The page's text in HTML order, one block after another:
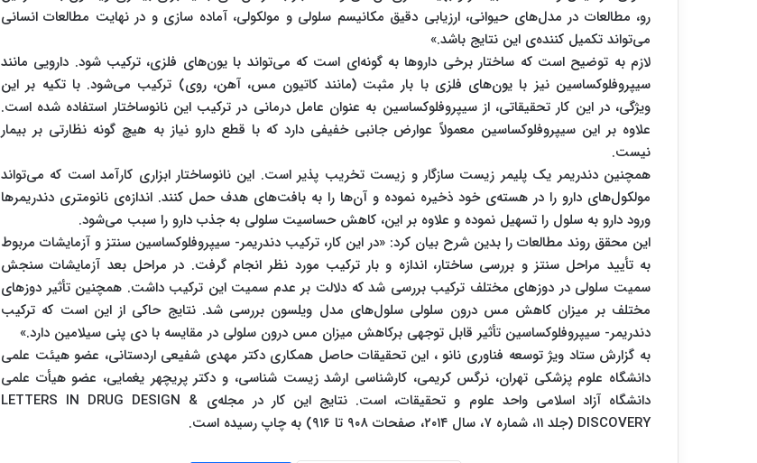
رو، مطالعات در مدل‌های حیوانی، ارزیابی دقیق مکانیسم سلولی و مولکولی، آماده سازی و در نهایت مطالعات انسانی
می‌تواند تکمیل کننده‌ی این نتایج باشد.»
لازم به توضیح است که ساختار برخی داروها به گونه‌ای است که می‌تواند با یون‌های فلزی، ترکیب شود. دارویی مانند
سیپروفلوکساسین نیز با یون‌های فلزی با بار مثبت (مانند کاتیون مس، آهن، روی) ترکیب می‌شود. با تکیه بر این
ویژگی، در این کار تحقیقاتی، از سیپروفلوکساسین به عنوان عامل درمانی در ترکیب این نانوساختار استفاده شده است.
علاوه بر این سیپروفلوکساسین معمولاً عوارض جانبی خفیفی دارد که با قطع دارو نیاز به هیچ گونه نظارتی بر بیمار
نیست.
همچنین دندریمر یک پلیمر زیست سازگار و زیست تخریب پذیر است. این نانوساختار ابزاری کارآمد است که می‌تواند
مولکول‌های دارو را در هسته‌ی خود ذخیره نموده و آن‌ها را به بافت‌های هدف حمل کنند. اندازه‌ی نانومتری دندریمرها
ورود دارو به سلول را تسهیل نموده و علاوه بر این، کاهش حساسیت سلولی به جذب دارو را سبب می‌شود.
این محقق روند مطالعات را بدین شرح بیان کرد: «در این کار، ترکیب دندریمر- سیپروفلوکساسین سنتز و آزمایشات مربوط
به تأیید مراحل سنتز و بررسی ساختار، اندازه و بار ترکیب مورد نظر انجام گرفت. در مراحل بعد آزمایشات سنجش
سمیت سلولی در دوزهای مختلف ترکیب بررسی شد که دلالت بر عدم سمیت این ترکیب داشت. همچنین تأثیر دوزهای
مختلف بر میزان کاهش مس درون سلولی سلول‌های مدل ویلسون بررسی شد. نتایج حاکی از این است که ترکیب
دندریمر- سیپروفلوکساسین تأثیر قابل توجهی برکاهش میزان مس درون سلولی در مقایسه با دی پنی سیلامین دارد.»
به گزارش ستاد ویژ توسعه فناوری نانو ، این تحقیقات حاصل همکاری دکتر مهدی شفیعی اردستانی، عضو هیئت علمی
دانشگاه علوم پزشکی تهران، نرگس کریمی، کارشناسی ارشد زیست شناسی، و دکتر پریچهر یغمایی، عضو هیأت علمی
دانشگاه آزاد اسلامی واحد علوم و تحقیقات، است. نتایج این کار در مجله‌ی LETTERS IN DRUG DESIGN &
DISCOVERY (جلد ۱۱، شماره ۷، سال ۲۰۱۴، صفحات ۹۰۸ تا ۹۱۶) به چاپ رسیده است.